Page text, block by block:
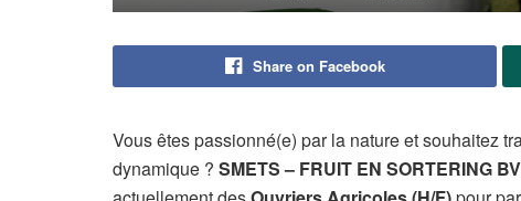
Share on Facebook
Vous êtes passionné(e) par la nature et souhaitez
dynamique ? SMETS – FRUIT EN SORTERING BV